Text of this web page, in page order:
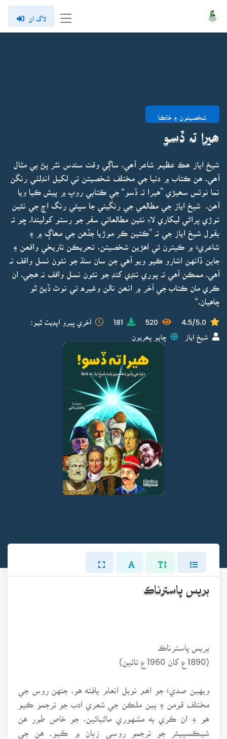
لاگ ان
شخصيتون ۽ خاڪا
ھيرا تہ ڏسو
شيخ اياز ھڪ عظيم شاعر آھي، ساڳي وقت سندس نثر پڻ بي مثال
آھي. ھن ڪتاب ۾ دنيا جي مختلف شخصيتن تي لکيل انڊلٺي رنگن
نما نوٽس سھيڙي ”هيرا تہ ڏسو“ جي ڪتابي روپ ۾ پيش ڪيا ويا
آھن. شيخ اياز جي مطالعي جي رنگيني جا سڀئي رنگ اڄ جي نئين
توڙي پراڻي ليکاري لاءِ نئين مطالعاتي سفر جو رستو کوليندا. ڇو تہ
بقول شيخ اياز جي تہ ”ڪتين ڪر موڙيا جڏهن جي مھاڳ ۾ ۽
شاعريءَ ۾ ڪيترن ئي اهڙين شخصيتن، تحريڪن تاريخي واقعن ۽
جاين ڏانهن اشارو ڪيو ويو آهي جن سان سنڌ جو نئون نسل واقف نہ
آهي. ممڪن آهي تہ پوري ننڍي کنڊ جو نئون نسل واقف نہ هجي. ان
ڪري مان ڪتاب جي آخر ۾ انھن نالن وغيره تي نوٽ ڏيڻ ٿو
چاهيان.“
4.5/5.0
520
181 آخري ڀيرو اپڊيٽ ٿيو:
شيخ اياز ڇاپو پھريون
بريس پاسترناڪ
بريس پاسترناڪ
(1890ع کان 1960ع تائين)
ويهين صديءَ جو اهم نوبل انعام يافته هو، جنهن روس جي
مختلف قومن ۽ ٻين ملڪن جي شعري ادب جو ترجمو ڪيو
هو ۽ ان ڪري به مشهوري ماڻيائين، جو خاص طور هن
شيڪسپيئر جو ترجمو روسي زبان ۾ ڪيو. هن جي